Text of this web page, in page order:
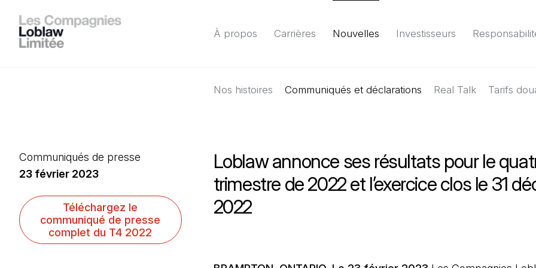
À propos Carrières
(Il
Nouvelles Investisseurs
Environnement Société Gouvernance
Nos histoires Communiqués et déclarations Real Talk Tarifs
Communiqués de presse
23 février 2023
Téléchargez le
communiqué de presse
complet du T4 2022
(Il s'ouvre dans un nouvel onglet)
Loblaw annonce ses résultats pour le
trimestre de 2022 et l’exercice clos le 31
2022